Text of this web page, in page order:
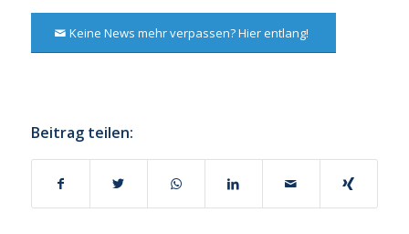
Keine News mehr verpassen? Hier entlang!
Beitrag teilen: